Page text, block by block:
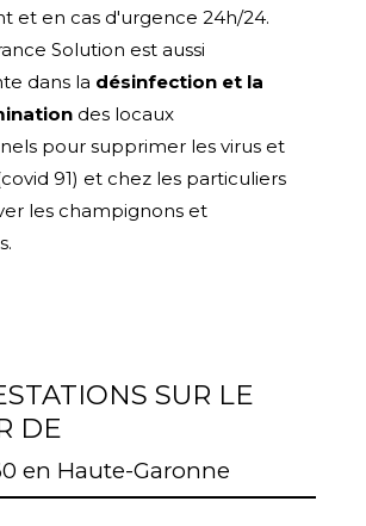
et en cas d'urgence 24h/24.
Solution est aussi
dans la désinfection et la
des locaux
pour supprimer les virus et
91) et chez les particuliers
les champignons et
SUR LE
DE
en Haute-Garonne